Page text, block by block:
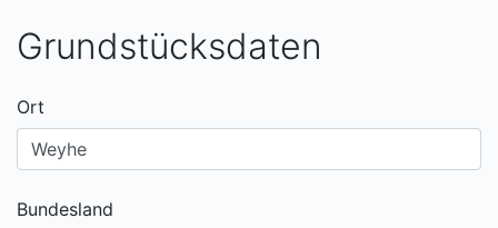
Grundstücksdaten
Ort
Bundesland